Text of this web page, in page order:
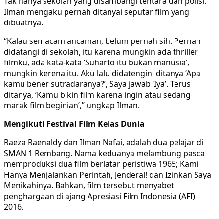
Ilman mengaku pernah ditanyai seputar film yang
dibuatnya.
“Kalau semacam ancaman, belum pernah sih. Pernah
didatangi di sekolah, itu karena mungkin ada thriller
filmku, ada kata-kata ‘Suharto itu bukan manusia’,
mungkin kerena itu. Aku lalu didatengin, ditanya ‘Apa
kamu bener sutradaranya?’, Saya jawab ‘Iya’. Terus
ditanya, ‘Kamu bikin film karena ingin atau sedang
marak film beginian’,” ungkap Ilman.
Mengikuti Festival Film Kelas Dunia
Raeza Raenaldy dan Ilman Nafai, adalah dua pelajar di
SMAN 1 Rembang. Nama keduanya melambung pasca
memproduksi dua film berlatar peristiwa 1965; Kami
Hanya Menjalankan Perintah, Jenderal! dan Izinkan Saya
Menikahinya. Bahkan, film tersebut menyabet
penghargaan di ajang Apresiasi Film Indonesia (AFI)
2016.